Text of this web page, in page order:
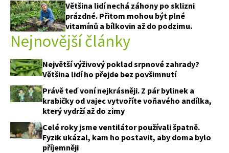
Většina lidí nechá záhony po sklizni
prázdné. Přitom mohou být plné
vitamínů a bílkovin až do podzimu.
Nejnovější články
Největší výživový poklad srpnové zahrady?
Většina lidí ho přejde bez povšimnutí
Právě teď voní nejkrásněji. Z pár bylinek a
krabičky od vajec vytvoříte voňavého andílka,
který vydrží až do zimy
Celé roky jsme ventilátor používali špatně.
Fyzik ukázal, kam ho postavit, aby doma bylo
příjemněji